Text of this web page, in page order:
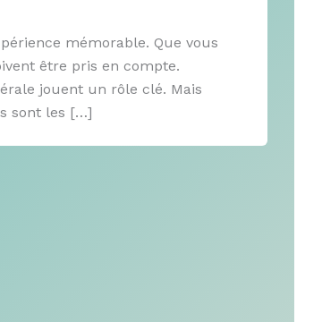
mémorable. Que vous
être pris en compte.
jouent un rôle clé. Mais
sont les […]